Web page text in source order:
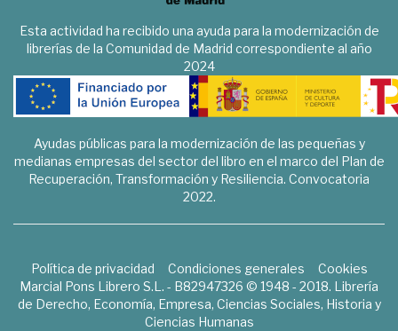
Esta actividad ha recibido una ayuda para la modernización de
librerías de la Comunidad de Madrid correspondiente al año
2024
Ayudas públicas para la modernización de las pequeñas y
medianas empresas del sector del libro en el marco del Plan de
Recuperación, Transformación y Resiliencia. Convocatoria
2022.
Política de privacidad Condiciones generales
Cookies
Marcial Pons Librero S.L. - B82947326 © 1948 - 2018. Librería
de Derecho, Economía, Empresa, Ciencias Sociales, Historia y
Ciencias Humanas